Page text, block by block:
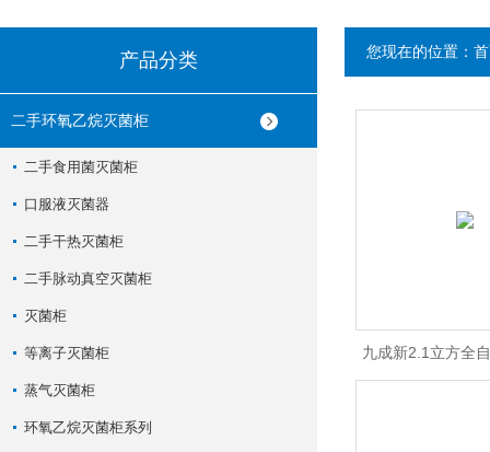
产品分类
二手环氧乙烷灭菌柜
二手食用菌灭菌柜
口服液灭菌器
二手干热灭菌柜
二手脉动真空灭菌柜
灭菌柜
等离子灭菌柜
蒸气灭菌柜
环氧乙烷灭菌柜系列
您现在的位置：
九成新2.1立方全